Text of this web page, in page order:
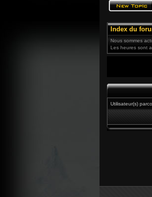
Index du
Nous sommes
Les heures sont
Utilisateur(s)